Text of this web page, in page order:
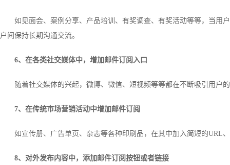
如见面会、案例分享、产品培训、有奖调查、有奖活动等等，当用
户间保持长期沟通交流。
6、在各类社交媒体中，增加邮件订阅入口
随着社交媒体的兴起，微博、微信、短视频等等都在不断吸引用户
7、在传统市场营销活动中增加邮件订阅
如宣传册、广告单页、杂志等各种印刷品，在其中加入简短的URL
8、对外发布内容中，添加邮件订阅按钮或者链接